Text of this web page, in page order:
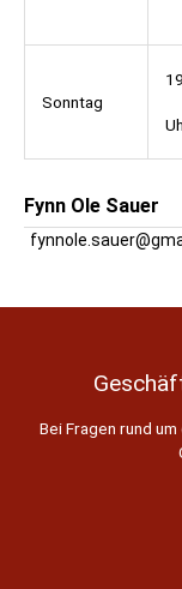
Sonntag
Fynn Ole Sauer
Bei Fragen rund